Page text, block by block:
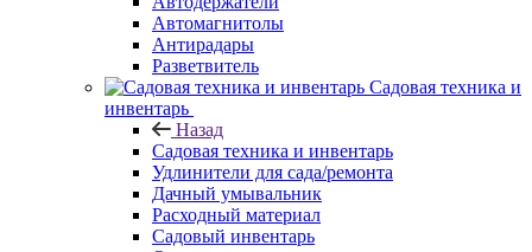
Автомагнитолы
Антирадары
Разветвитель
Садовая техника и
инвентарь
Назад
Садовая техника и инвентарь
Удлинители для сада/ремонта
Дачный умывальник
Расходный материал
Садовый инвентарь